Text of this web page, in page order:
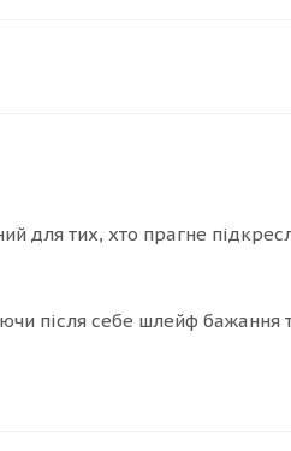
тих, хто прагне
після себе шлейф бажання